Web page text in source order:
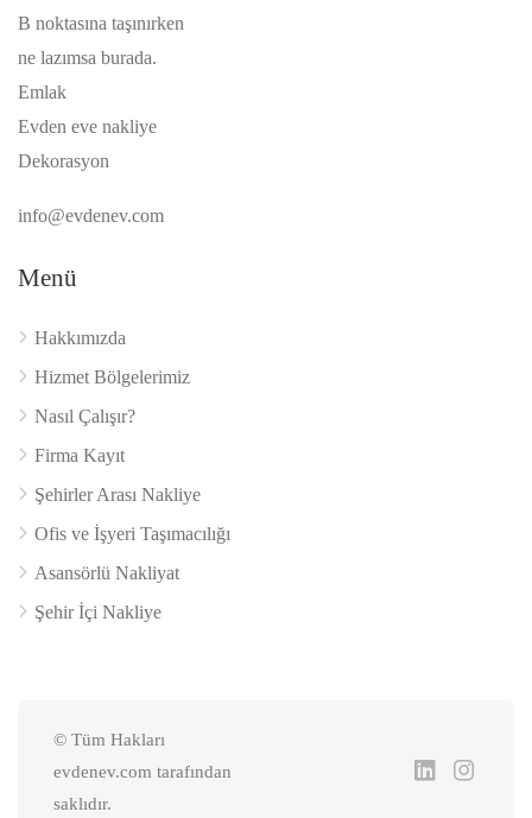
B noktasına taşınırken
ne lazımsa burada.
Emlak
Evden eve nakliye
Dekorasyon
info@evdenev.com
Menü
Hakkımızda
Hizmet Bölgelerimiz
Nasıl Çalışır?
Firma Kayıt
Şehirler Arası Nakliye
Ofis ve İşyeri Taşımacılığı
Asansörlü Nakliyat
Şehir İçi Nakliye
© Tüm Hakları
evdenev.com tarafından
saklıdır.